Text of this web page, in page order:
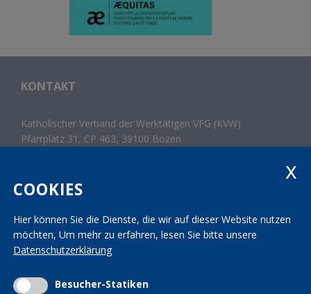
KONTAKT
Katholischer Verband der Werktätigen VFG (KVW)
Pfarrplatz 31, CP 463, 39100 Bozen
landesleitung@kvw.org
Impressum|Datenschutz|Transparenz
Mwst.-Nr. 01163950213 | St.-Nr. 80006160214
INTERESSENSGRUPPEN IM
Frauen im KVW
COOKIES
Hier können Sie die Dienste, die wir auf dieser Website nutzen
möchten, Um mehr zu erfahren, lesen Sie bitte unsere
Datenschutzerklärung
Besucher-Statiken